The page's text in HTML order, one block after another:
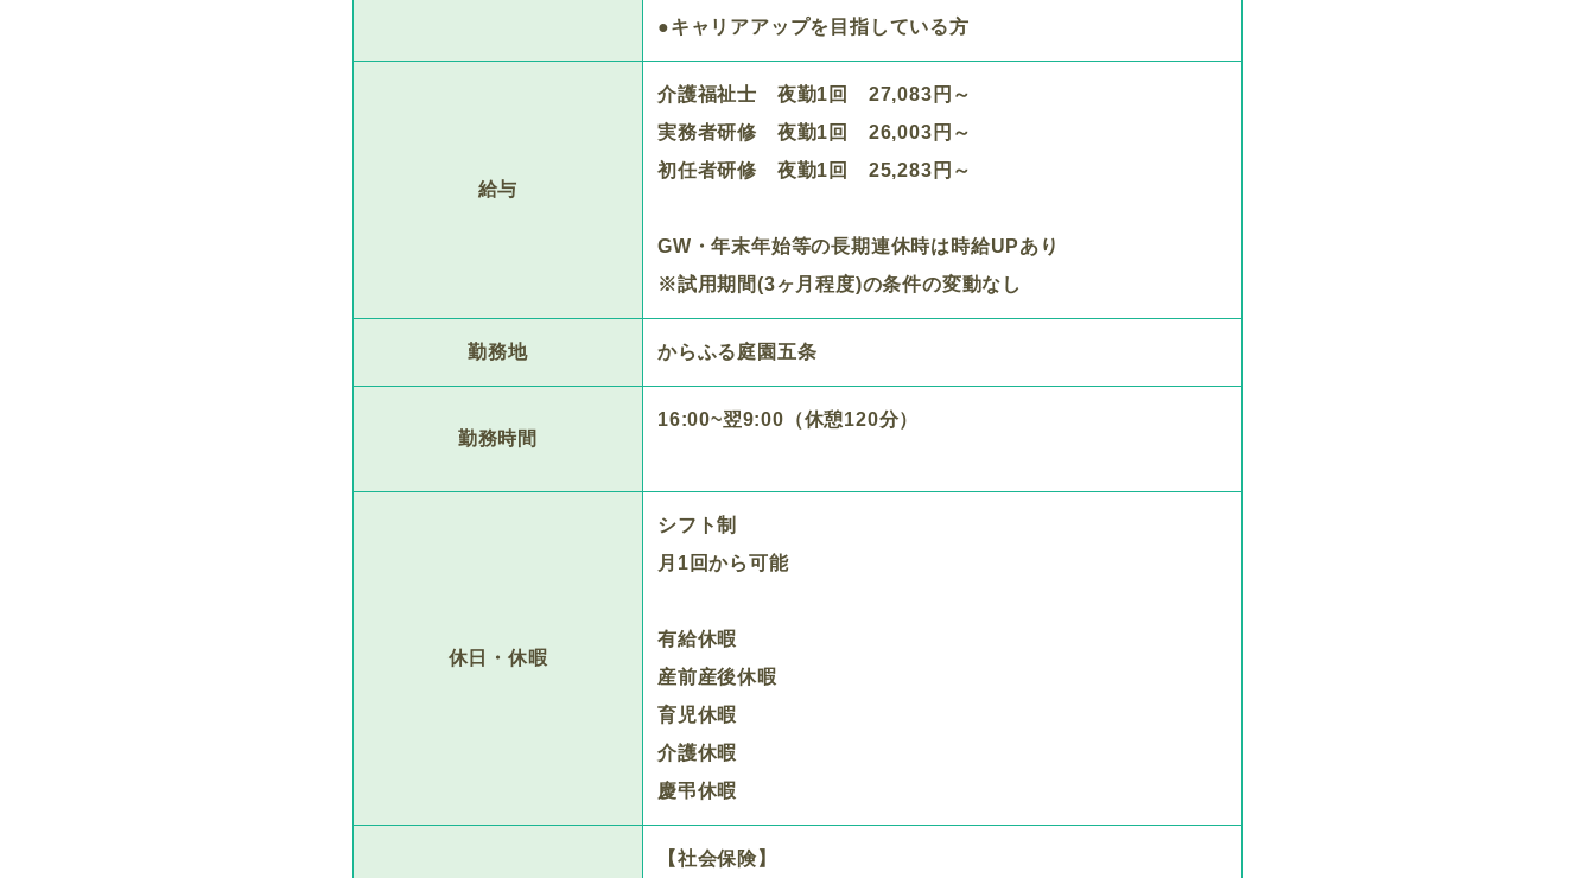
●キャリアアップを目指している方
給与
介護福祉士 夜勤1回 27,083円～
実務者研修 夜勤1回 26,003円～
初任者研修 夜勤1回 25,283円～
GW・年末年始等の長期連休時は時給UPあり
※試用期間(3ヶ月程度)の条件の変動なし
勤務地 からふる庭園五条
勤務時間
16:00~翌9:00（休憩120分）
休日・休暇
シフト制
月1回から可能
有給休暇
産前産後休暇
育児休暇
介護休暇
慶弔休暇
【社会保険】